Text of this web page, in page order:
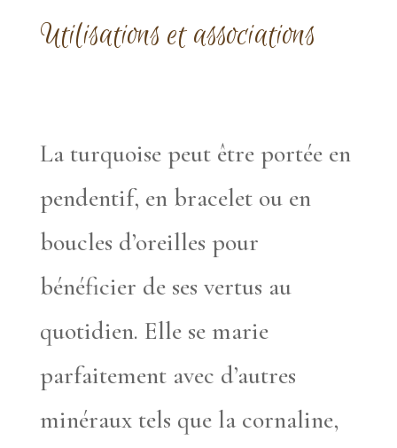
Utilisations et associations
La turquoise peut être portée en
pendentif, en bracelet ou en
boucles d’oreilles pour
bénéficier de ses vertus au
quotidien. Elle se marie
parfaitement avec d’autres
minéraux tels que la cornaline,